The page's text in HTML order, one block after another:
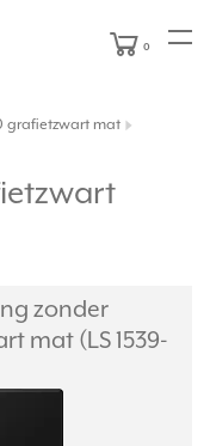
0
grafietzwart mat
zonder
mat (LS 1539-